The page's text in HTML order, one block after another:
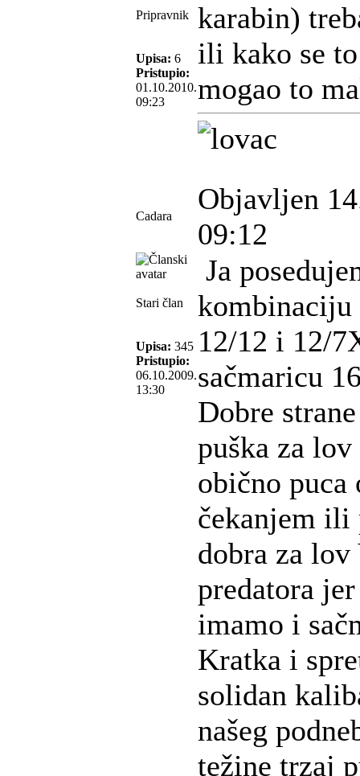
Pripravnik
Upisa: 6
Pristupio:
01.10.2010.
09:23
karabin)
ili kako se
mogao to
Cadara
Objavljen
09:12
Stari član
Upisa: 345
Pristupio:
06.10.2009.
13:30
Ja
kombinaciju
12/12 i 12/
sačmaricu
Dobre
puška za
obično puca
čekanjem ili
dobra za
predatora
imamo i
Kratka i
solidan
našeg
težine trzaj